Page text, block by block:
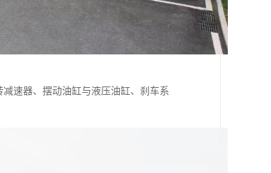
速器、摆动油缸与液压油缸、刹车系